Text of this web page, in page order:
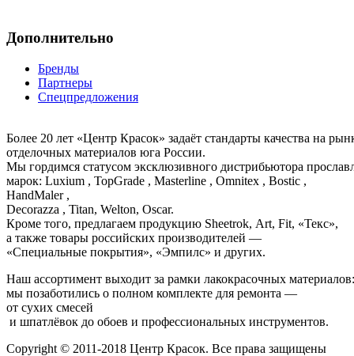
Дополнительно
Бренды
Партнеры
Спецпредложения
Более 20 лет «Центр Красок» задаёт стандарты качества на
отделочных материалов юга России.
Мы гордимся статусом эксклюзивного дистрибьютора
марок: Luxium , TopGrade , Masterline , Omnitex , Bostic ,
HandMaler ,
Decorazza , Titan, Welton, Oscar.
Кроме того, предлагаем продукцию Sheetrok, Art, Fit, «Текс»,
а также товары российских производителей —
«Специальные покрытия», «Эмпилс» и других.
Наш ассортимент выходит за рамки лакокрасочных
мы позаботились о полном комплекте для ремонта —
от сухих смесей
и шпатлёвок до обоев и профессиональных инструментов.
Copyright © 2011-2018 Центр Красок. Все права защищены